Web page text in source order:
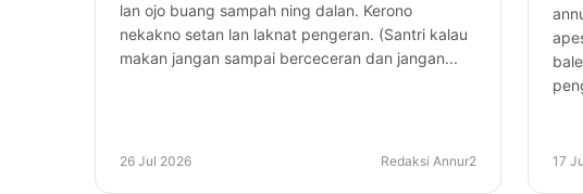
lan ojo buang sampah ning dalan. Kerono
nekakno setan lan laknat pengeran. (Santri kalau
makan jangan sampai berceceran dan jangan...
26 Jul 2026 Redaksi Annur2 17